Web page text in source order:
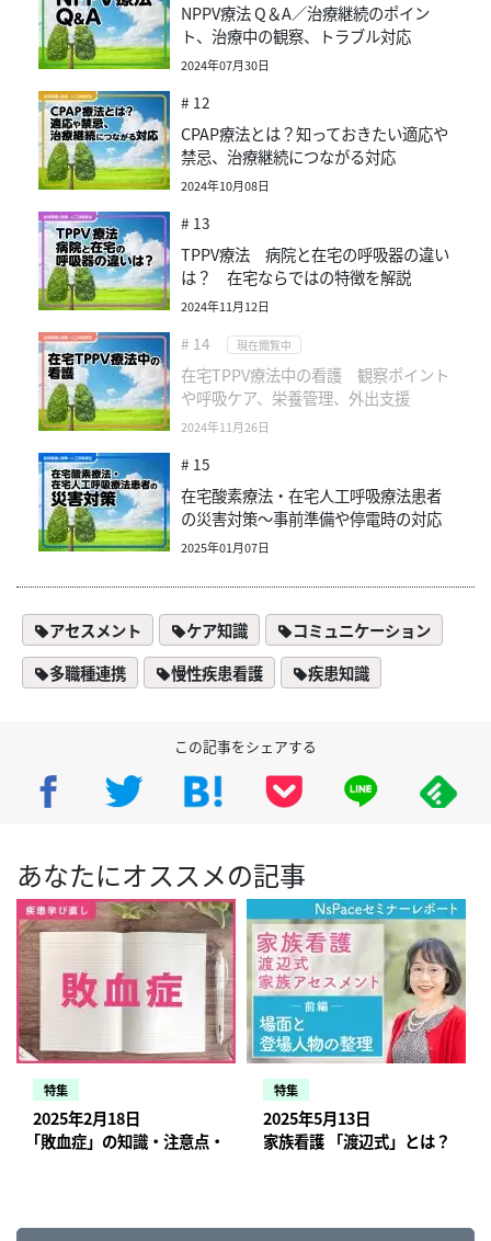
NPPV療法 Q＆A／治療継続のポイン
ト、治療中の観察、トラブル対応
2024年07月30日
# 12
CPAP療法とは？知っておきたい適応や
禁忌、治療継続につながる対応
2024年10月08日
# 13
TPPV療法 病院と在宅の呼吸器の違い
は？ 在宅ならではの特徴を解説
2024年11月12日
# 14 現在閲覧中
在宅TPPV療法中の看護 観察ポイント
や呼吸ケア、栄養管理、外出支援
2024年11月26日
# 15
在宅酸素療法・在宅人工呼吸療法患者
の災害対策～事前準備や停電時の対応
2025年01月07日
アセスメント ケア知識
コミュニケーション
多職種連携
慢性疾患看護 疾患知識
この記事をシェアする
あなたにオススメの記事
特集
2025年2月18日
｢敗血症」の知識・注意点・最新情報【訪問看護師の疾患学び直し
特集
2025年5月13日
家族看護 「渡辺式」とは？ 場